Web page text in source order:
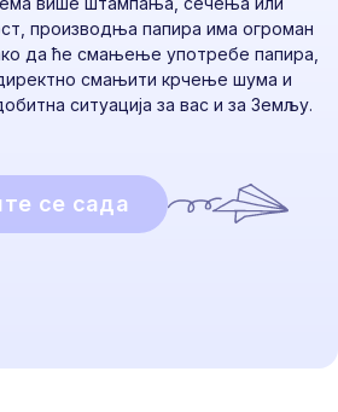
производња папира има огроман
да ће смањење употребе папира,
смањити крчење шума и
ситуација за вас и за Земљу.
се сада